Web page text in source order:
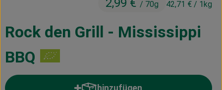
Haus, Garten & Co.
Rock den Grill - Mississippi
BBQ
2,99 € / 70g 42,71 € / 1kg
hinzufügen